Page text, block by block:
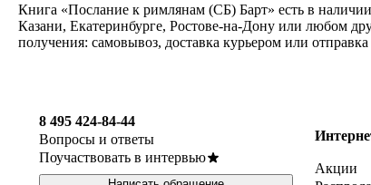
Книга «Послание к римлянам (СБ) Барт» есть в
Казани, Екатеринбурге, Ростове-на-Дону или любом
получения: самовывоз, доставка курьером или
8 495 424-84-44
Вопросы и ответы
Поучаствовать в интервью
Акции